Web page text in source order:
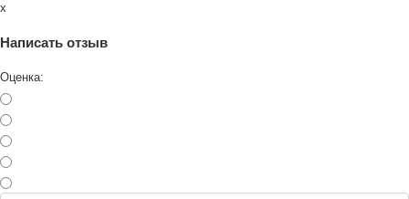
x
Написать отзыв
Оценка: